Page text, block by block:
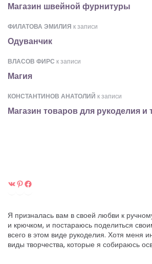
Магазин швейной фурнитуры
ФИЛАТОВА ЭМИЛИЯ к записи
Одуванчик
ВЛАСОВ ФИРС к записи
Магия
КОНСТАНТИНОВ АНАТОЛИЙ к записи
Магазин товаров для рукоделия и
ВКонтакте
Pinterest
Я призналась вам в своей любви к
и крючком, и постараюсь поделиться
всего в этом виде рукоделия. Хотя меня
виды творчества, которые я собираюсь